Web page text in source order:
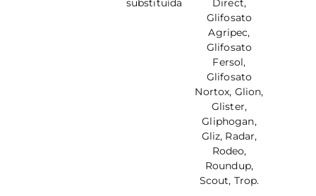
substituída
Direct,
Glifosato
Agripec,
Glifosato
Fersol,
Glifosato
Nortox, Glion,
Glister,
Gliphogan,
Gliz, Radar,
Rodeo,
Roundup,
Scout, Trop.